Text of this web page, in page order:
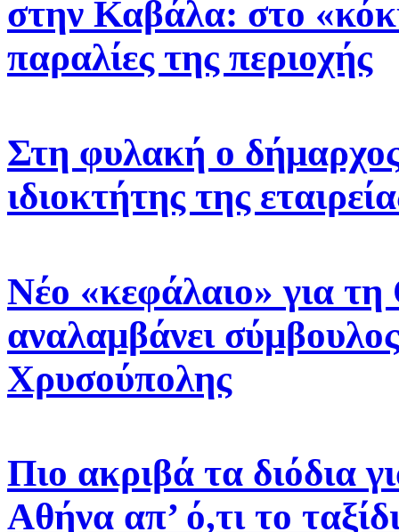
στην Καβάλα: στο
παραλίες της περιοχής
Στη φυλακή ο
ιδιοκτήτης της
Νέο «κεφάλαιο» για
αναλαμβάνει
Χρυσούπολης
Πιο ακριβά τα διόδια
Αθήνα απ’ ό,τι το